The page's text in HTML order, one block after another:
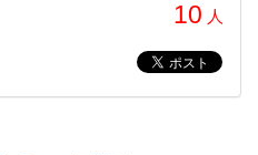
10 人